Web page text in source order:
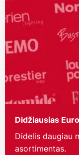
Didžiausias
Didelis daugiau
asortimentas.